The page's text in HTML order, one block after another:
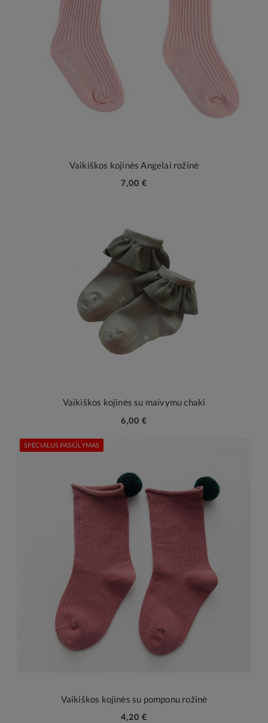
Vaikiškos kojinės Angelai rožinė
7,00 €
Vaikiškos kojinės su maivymu chaki
6,00 €
Vaikiškos kojinės su pomponu rožinė
4,20 €
SPECIALUS PASIŪLYMAS